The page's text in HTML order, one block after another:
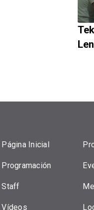
Página Inicial
Programación
Staff
Vídeos